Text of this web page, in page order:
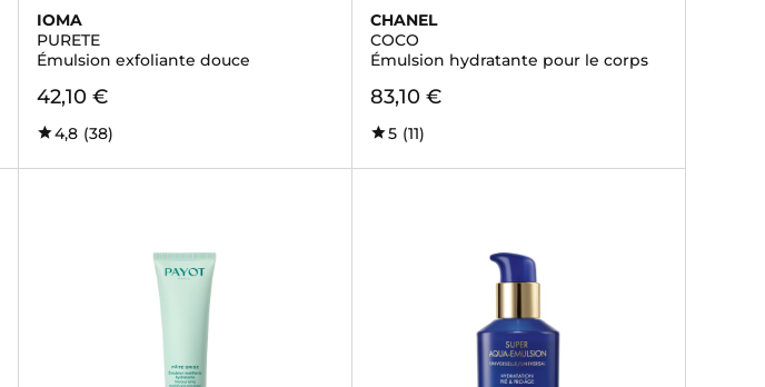
IOMA
PURETE
Émulsion exfoliante douce
42,10 €
4,8 (38)
CHANEL
COCO
Émulsion hydratante pour le corps
83,10 €
5 (11)